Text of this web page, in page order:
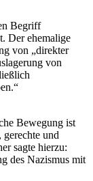
Begriff
Der ehemalige
von „direkter
von
Bewegung ist
und
sagte hierzu:
des Nazismus mit